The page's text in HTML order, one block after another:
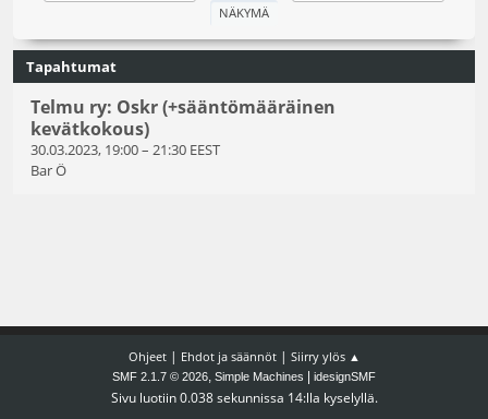
Tapahtumat
Telmu ry: Oskr (+sääntömääräinen
kevätkokous)
30.03.2023, 19:00– 21:30 EEST
Bar Ö
Ohjeet| Ehdot ja säännöt| Siirry ylös ▲
SMF 2.1.7 © 2026, Simple Machines idesignSMF
Sivu luotiin 0.038 sekunnissa 14:lla kyselyllä.